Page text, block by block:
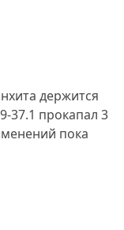
держится
37.1 прокапал 3
пока